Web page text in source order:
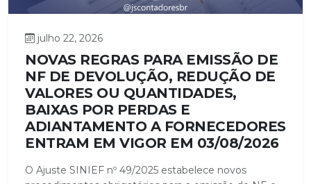
julho 22, 2026
NOVAS REGRAS PARA EMISSÃO DE
NF DE DEVOLUÇÃO, REDUÇÃO DE
VALORES OU QUANTIDADES,
BAIXAS POR PERDAS E
ADIANTAMENTO A FORNECEDORES
ENTRAM EM VIGOR EM 03/08/2026
O Ajuste SINIEF nº 49/2025 estabelece novos